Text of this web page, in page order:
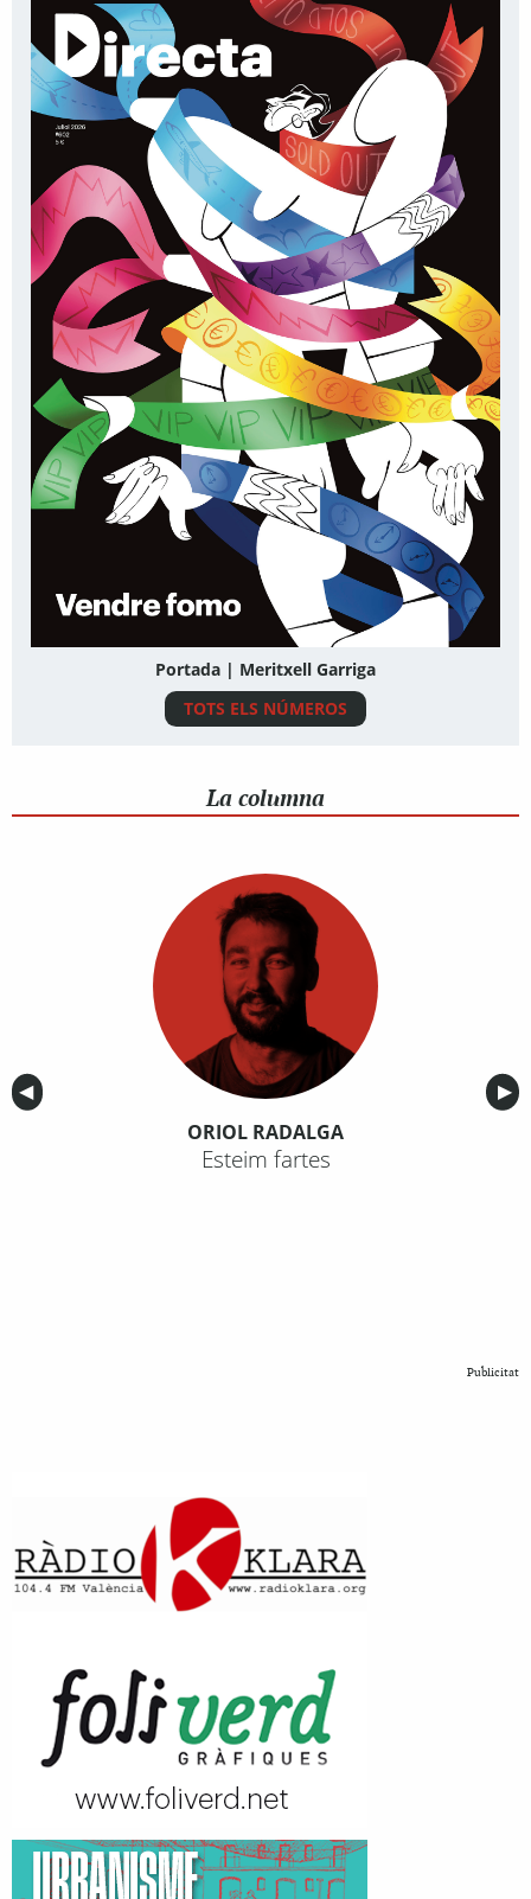
Portada | Meritxell Garriga
TOTS ELS NÚMEROS
La columna
Anterior
◀︎ ▶︎
ORIOL RADALGA
Esteim fartes
Publicitat